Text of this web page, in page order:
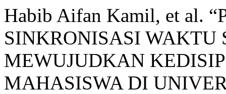
Habib Aifan Kamil, et al.
SINKRONISASI
MEWUJUDKAN
MAHASISWA DI